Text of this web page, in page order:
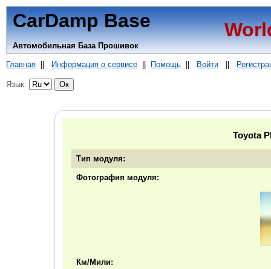
CarDamp Base
Автомобильная База Прошивок
Главная|| Информация о сервисе|| Помощь|| Войти||
Язык:
Toyota
Тип модуля:
Фотография модуля:
Км/Мили: